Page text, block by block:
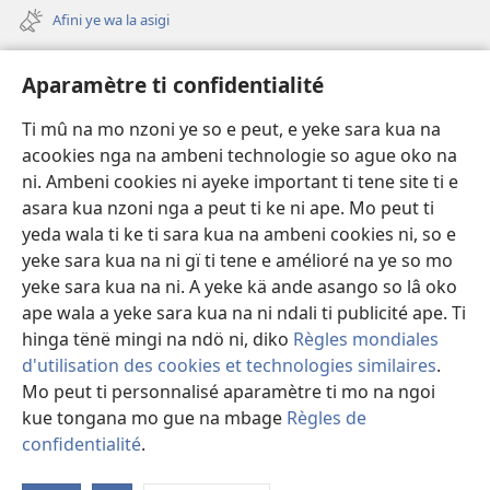
Aparamètre ti confidentialité
Ti mû na mo nzoni ye so e peut, e yeke sara kua na
acookies nga na ambeni technologie so ague oko na
ni. Ambeni cookies ni ayeke important ti tene site ti e
asara kua nzoni nga a peut ti ke ni ape. Mo peut ti
yeda wala ti ke ti sara kua na ambeni cookies ni, so e
yeke sara kua na ni gï ti tene e amélioré na ye so mo
yeke sara kua na ni. A yeke kä ande asango so lâ oko
ape wala a yeke sara kua na ni ndali ti publicité ape. Ti
hinga tënë mingi na ndö ni, diko Règles mondiales
d'utilisation des cookies et technologies similaires.
Mo peut ti personnalisé aparamètre ti mo na ngoi
kue tongana mo gue na mbage Règles de
confidentialité.
page)
mbeni
fini
page)
Afini ye wa la asigi
Videos with Audio Descriptions
Gi
A-offrande
(zi
mbeni
fini
page)
BIBLIOTHÈQUE NA NDÖ TI INTERNET
(zi
mbeni
fini
page)
JW Hub ®
(zi
mbeni
fini
page)
Copyright© 2026 Watch Tower Bible and Tract Society of Pennsylvania.
LEGE TI SARA KUA NA NI
APARAMÈTRE TI CONFIDENTIALITÉ